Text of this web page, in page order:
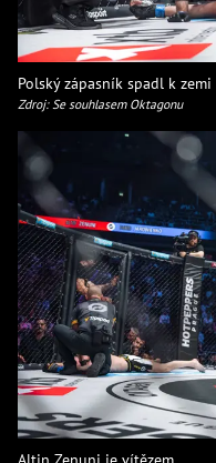
Polský zápasník spadl k
Zdroj: Se souhlasem Oktagonu